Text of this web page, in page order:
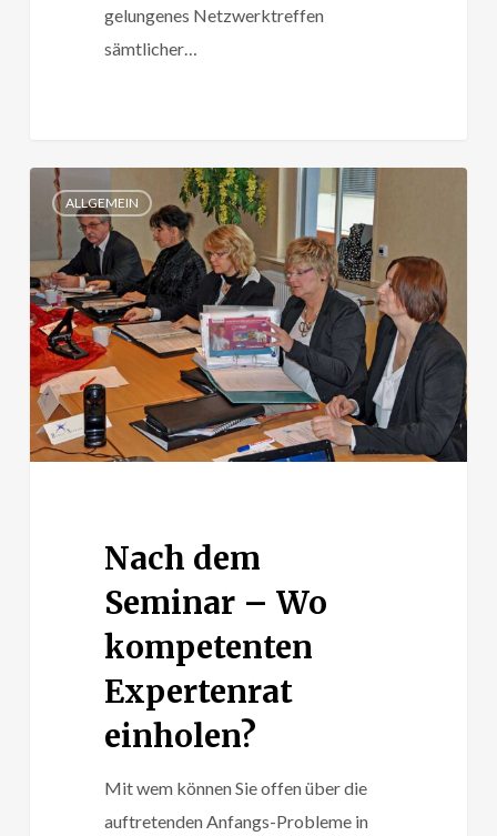
gelungenes Netzwerktreffen
sämtlicher…
Nach
dem
Seminar
–
Wo
kompetenten
Expertenrat
einholen?
ALLGEMEIN
Nach dem
Seminar – Wo
kompetenten
Expertenrat
einholen?
Mit wem können Sie offen über die
auftretenden Anfangs-Probleme in